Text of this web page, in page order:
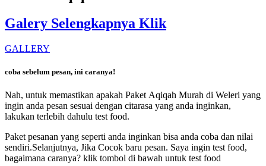
Galery Selengkapnya Klik
GALLERY
coba sebelum pesan, ini caranya!
Nah, untuk memastikan apakah PaketAqiqah Murah di Weleri yang
ingin anda pesan sesuai dengan citarasa yang anda inginkan,
lakukan terlebih dahulu test food.
Paket pesanan yang seperti anda inginkan bisa anda coba dan nilai
sendiri.Selanjutnya, Jika Cocok baru pesan. Saya ingin test food,
bagaimana caranya? klik tombol di bawah untuk test food